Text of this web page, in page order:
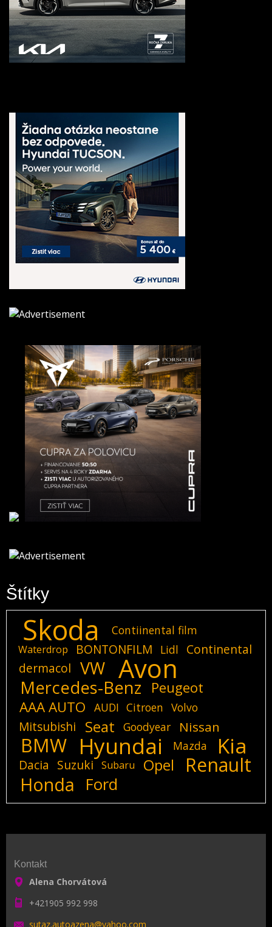
Štítky
Skoda Contiinental film
Waterdrop BONTONFILM Lidl
Continental
dermacol
VW Avon
Mercedes-Benz
Peugeot
AAA AUTO
AUDI Citroen Volvo
Mitsubishi Seat Goodyear Nissan
BMW Hyundai Mazda Kia
Dacia Suzuki Subaru Opel Renault
Honda Ford
Kontakt
Alena Chorvátová
+421905 992 998
sutaz.autoazena@yahoo.com